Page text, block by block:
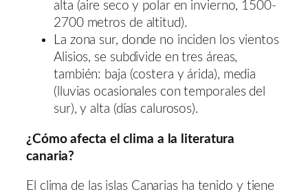
alta (aire seco y polar en invierno, 1500-
2700 metros de altitud).
La zona sur, donde no inciden los vientos
Alisios, se subdivide en tres áreas,
también: baja (costera y árida), media
(lluvias ocasionales con temporales del
sur), y alta (días calurosos).
¿Cómo afecta el clima a la literatura
canaria?
El clima de las islas Canarias ha tenido y tiene